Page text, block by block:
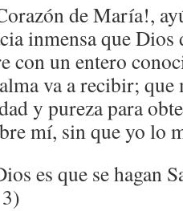
de María!,
inmensa que Dios
con un entero
va a recibir; que
y pureza para
mí, sin que yo lo
es que se hagan